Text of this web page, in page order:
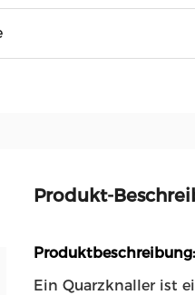
Produkt-
Produktbeschreibung:
Ein Quarzknaller ist